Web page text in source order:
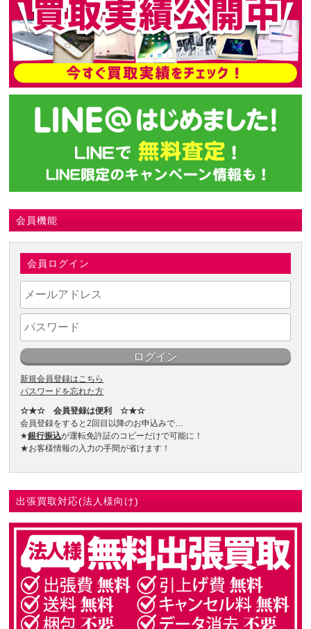
会員機能
会員ログイン
新規会員登録はこちら
パスワードを忘れた方
☆★☆ 会員登録は便利 ☆★☆
会員登録をすると2回目以降のお申込みで…
★銀行振込が運転免許証のコピーだけで可能に！
★お客様情報の入力の手間が省けます！
出張買取対応(法人様向け)